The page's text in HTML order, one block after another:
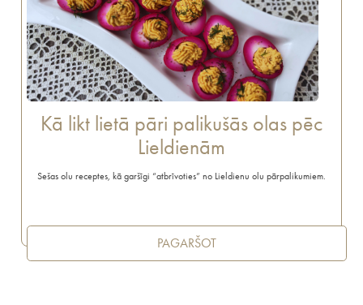
Kā likt lietā pāri palikušās olas pēc
Lieldienām
Sešas olu receptes, kā garšīgi “atbrīvoties” no Lieldienu olu pārpalikumiem.
PAGARŠOT